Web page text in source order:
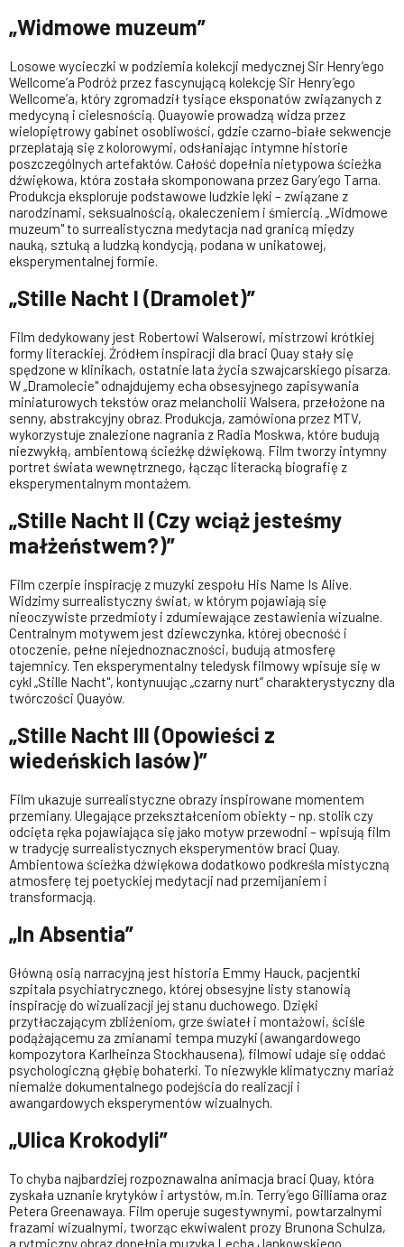
„Widmowe muzeum”
Losowe wycieczki w podziemia kolekcji medycznej Sir Henry’ego
Wellcome’a Podróż przez fascynującą kolekcję Sir Henry’ego
Wellcome’a, który zgromadził tysiące eksponatów związanych z
medycyną i cielesnością. Quayowie prowadzą widza przez
wielopiętrowy gabinet osobliwości, gdzie czarno-białe sekwencje
przeplatają się z kolorowymi, odsłaniając intymne historie
poszczególnych artefaktów. Całość dopełnia nietypowa ścieżka
dźwiękowa, która została skomponowana przez Gary’ego Tarna.
Produkcja eksploruje podstawowe ludzkie lęki – związane z
narodzinami, seksualnością, okaleczeniem i śmiercią. „Widmowe
muzeum" to surrealistyczna medytacja nad granicą między
nauką, sztuką a ludzką kondycją, podana w unikatowej,
eksperymentalnej formie.
„Stille Nacht I (Dramolet)”
Film dedykowany jest Robertowi Walserowi, mistrzowi krótkiej
formy literackiej. Źródłem inspiracji dla braci Quay stały się
spędzone w klinikach, ostatnie lata życia szwajcarskiego pisarza.
W „Dramolecie" odnajdujemy echa obsesyjnego zapisywania
miniaturowych tekstów oraz melancholii Walsera, przełożone na
senny, abstrakcyjny obraz. Produkcja, zamówiona przez MTV,
wykorzystuje znalezione nagrania z Radia Moskwa, które budują
niezwykłą, ambientową ścieżkę dźwiękową. Film tworzy intymny
portret świata wewnętrznego, łącząc literacką biografię z
eksperymentalnym montażem.
„Stille Nacht II (Czy wciąż jesteśmy
małżeństwem?)”
Film czerpie inspirację z muzyki zespołu His Name Is Alive.
Widzimy surrealistyczny świat, w którym pojawiają się
nieoczywiste przedmioty i zdumiewające zestawienia wizualne.
Centralnym motywem jest dziewczynka, której obecność i
otoczenie, pełne niejednoznaczności, budują atmosferę
tajemnicy. Ten eksperymentalny teledysk filmowy wpisuje się w
cykl „Stille Nacht", kontynuując „czarny nurt” charakterystyczny dla
twórczości Quayów.
„Stille Nacht III (Opowieści z
wiedeńskich lasów)”
Film ukazuje surrealistyczne obrazy inspirowane momentem
przemiany. Ulegające przekształceniom obiekty – np. stolik czy
odcięta ręka pojawiająca się jako motyw przewodni – wpisują film
w tradycję surrealistycznych eksperymentów braci Quay.
Ambientowa ścieżka dźwiękowa dodatkowo podkreśla mistyczną
atmosferę tej poetyckiej medytacji nad przemijaniem i
transformacją.
„In Absentia”
Główną osią narracyjną jest historia Emmy Hauck, pacjentki
szpitala psychiatrycznego, której obsesyjne listy stanowią
inspirację do wizualizacji jej stanu duchowego. Dzięki
przytłaczającym zbliżeniom, grze świateł i montażowi, ściśle
podążającemu za zmianami tempa muzyki (awangardowego
kompozytora Karlheinza Stockhausena), filmowi udaje się oddać
psychologiczną głębię bohaterki. To niezwykle klimatyczny mariaż
niemalże dokumentalnego podejścia do realizacji i
awangardowych eksperymentów wizualnych.
„Ulica Krokodyli”
To chyba najbardziej rozpoznawalna animacja braci Quay, która
zyskała uznanie krytyków i artystów, m.in. Terry’ego Gilliama oraz
Petera Greenawaya. Film operuje sugestywnymi, powtarzalnymi
frazami wizualnymi, tworząc ekwiwalent prozy Brunona Schulza,
a rytmiczny obraz dopełnia muzyka Lecha Jankowskiego.